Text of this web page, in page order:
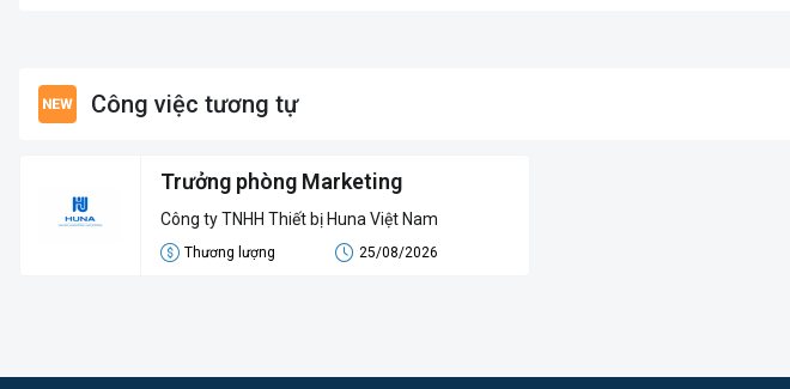
Công việc tương tự
Trưởng phòng Marketing
Công ty TNHH Thiết bị Huna Việt Nam
Thương lượng 25/08/2026